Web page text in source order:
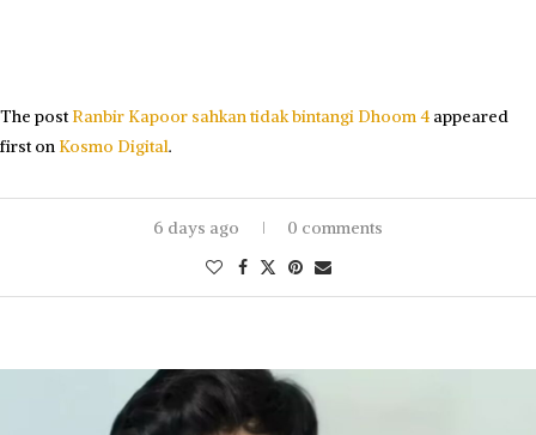
The postRanbir Kapoor sahkan tidak bintangi Dhoom 4 appeared
first on Kosmo Digital.
6 days ago 0 comments